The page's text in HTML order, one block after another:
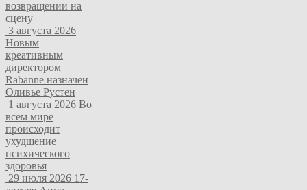
возвращении на
сцену
3 августа 2026
Новым
креативным
директором
Rabanne назначен
Оливье Рустен
1 августа 2026 Во
всем мире
происходит
ухудшение
психического
здоровья
29 июля 2026 17-